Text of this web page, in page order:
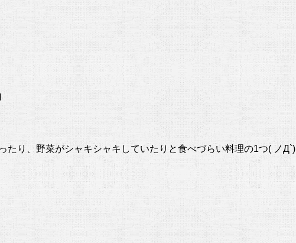
り、野菜がシャキシャキしていたりと食べづらい料理の1つ( ノД`)